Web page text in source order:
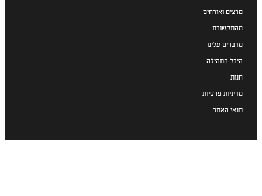
מרצים ואורחים
מהתקשורת
מדברים עלינו
היכל התהילה
חנות
מדיניות פרטיות
תנאי האתר